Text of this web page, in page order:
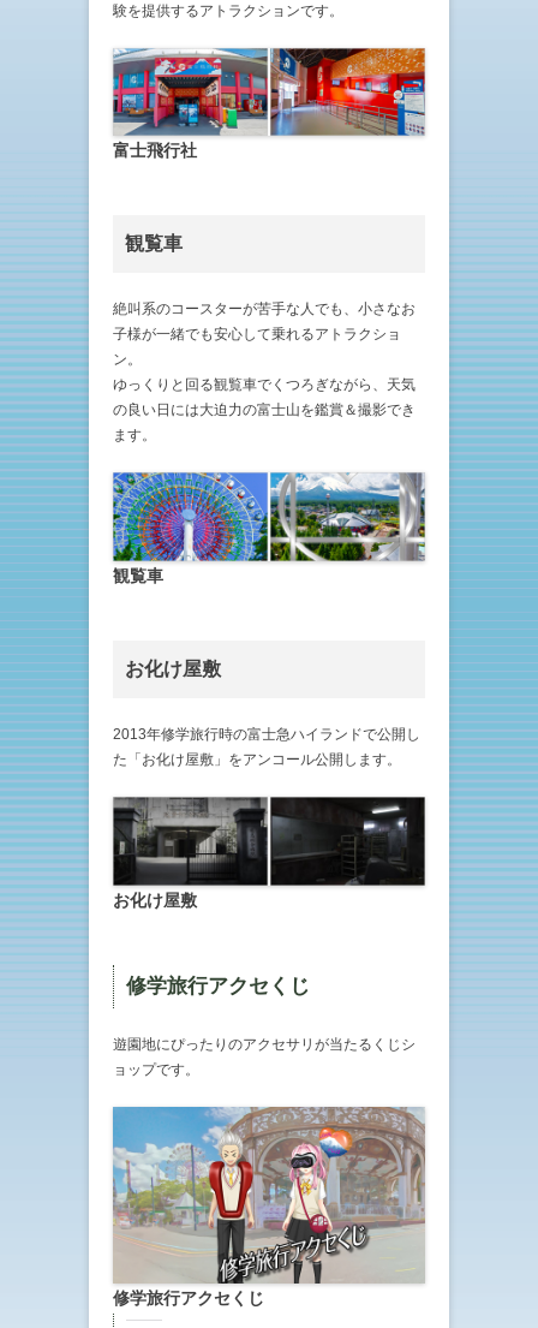
験を提供するアトラクションです。
富士飛行社
観覧車
絶叫系のコースターが苦手な人でも、小さなお
子様が一緒でも安心して乗れるアトラクショ
ン。
ゆっくりと回る観覧車でくつろぎながら、天気
の良い日には大迫力の富士山を鑑賞＆撮影でき
ます。
観覧車
お化け屋敷
2013年修学旅行時の富士急ハイランドで公開し
た「お化け屋敷」をアンコール公開します。
お化け屋敷
修学旅行アクセくじ
遊園地にぴったりのアクセサリが当たるくじシ
ョップです。
修学旅行アクセくじ